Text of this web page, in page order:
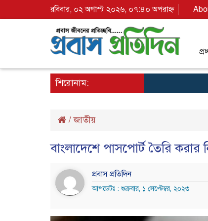
রবিবার, ০২ অগাস্ট ২০২৬, ০৭:৪০ অপরাহ্ন
শিরোনাম:
/জাতীয়
বাংলাদেশে পাসপোর্ট তৈরি
প্রবাস প্রতিদিন
আপডেটঃ : শুক্রবার, ১ সেপ্টেম্বর, ২০২৩